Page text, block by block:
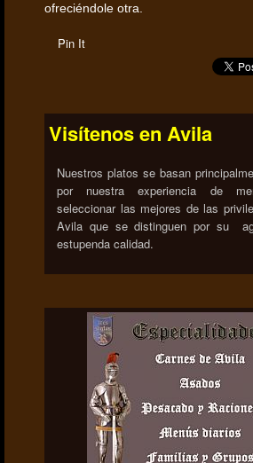
ofreciéndole otra.
Pin It
Visítenos en Avila
Nuestros platos se basan
por nuestra experiencia de
seleccionar las mejores de las
Avila que se distinguen por su
estupenda calidad.